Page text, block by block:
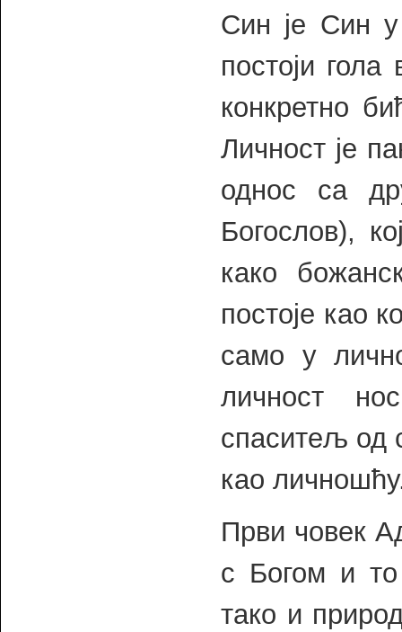
Син је Син
постоји
конкретно
Личност је
однос са
Богослов),
како
постоје као
само у
личност
спаситељ од
као
Први човек
с Богом и то
тако и